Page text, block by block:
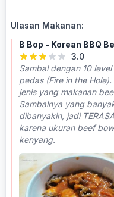
Ulasan Makanan:
B Bop - Korean BBQ
3.0
Sambal dengan 10
pedas (Fire in the
jenis yang makanan
Sambalnya yang
dibanyakin, jadi
karena ukuran beef
kenyang.